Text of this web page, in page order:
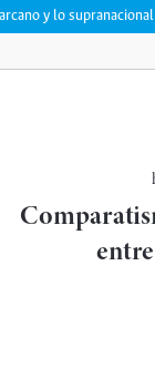
y lo supranacional